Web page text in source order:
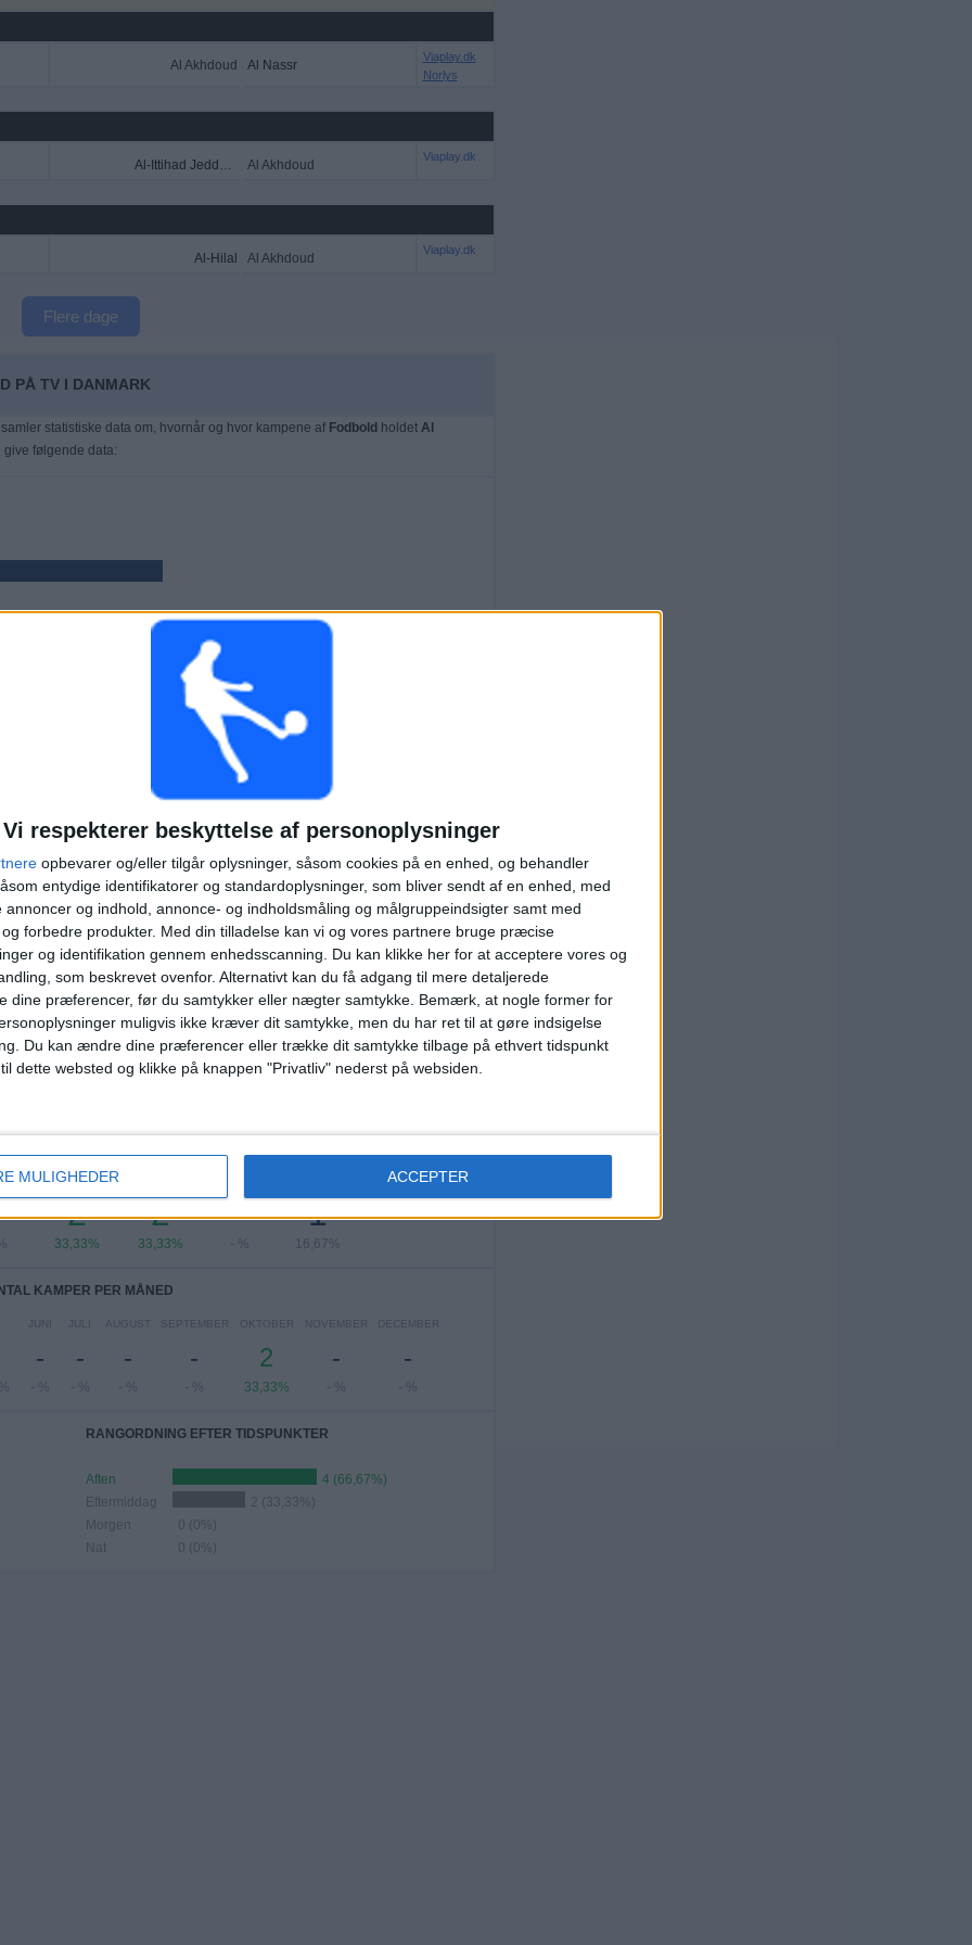
Vi respekterer beskyttelse af personoplysninger
opbevarer og/eller tilgår oplysninger, såsom cookies på en enhed, og behandler
entydige identifikatorer og standardoplysninger, som bliver sendt af en enhed, med
annoncer og indhold, annonce- og indholdsmåling og målgruppeindsigter samt med
forbedre produkter. Med din tilladelse kan vi og vores partnere bruge præcise
og identifikation gennem enhedsscanning. Du kan klikke her for at acceptere vores og
som beskrevet ovenfor. Alternativt kan du få adgang til mere detaljerede
dine præferencer, før du samtykker eller nægter samtykke. Bemærk, at nogle former for
muligvis ikke kræver dit samtykke, men du har ret til at gøre indsigelse
Du kan ændre dine præferencer eller trække dit samtykke tilbage på ethvert tidspunkt
dette websted og klikke på knappen "Privatliv" nederst på websiden.
MULIGHEDER ACCEPTER
Al Akhdoud Al Nassr
Viaplay.dk
Norlys
Al-Ittihad Jeddah Club Al Akhdoud
Viaplay.dk
Al-Hilal Al Akhdoud
Viaplay.dk
Flere dage
PÅ TV I DANMARK
statistiske data om, hvornår og hvor kampene af Fodbold holdet Al
give følgende data:
672
UTEN GRATIS
KAMPER
6
KONTINUERLIGT
BETALTE
TOTAL
4
MODSTANDERE
MAKSIMUM
2
VS Al Nassr
TOTAL
1
KONKURRENCER
RANGORDNING EFTER KONKURRENCER
Saudi Pro League 6 (100%)
Se komplet rangordning
TORSDAG
2
33,33%
2
33,33%
-
- %
1
16,67%
KAMPER PER MÅNED
JUNI
-
- %
JULI
-
- %
AUGUST
-
- %
SEPTEMBER
-
- %
OKTOBER
2
33,33%
NOVEMBER
-
- %
DECEMBER
-
- %
RANGORDNING EFTER TIDSPUNKTER
Aften
4 (66,67%)
Eftermiddag
2 (33,33%)
Morgen
0 (0%)
Nat
0 (0%)